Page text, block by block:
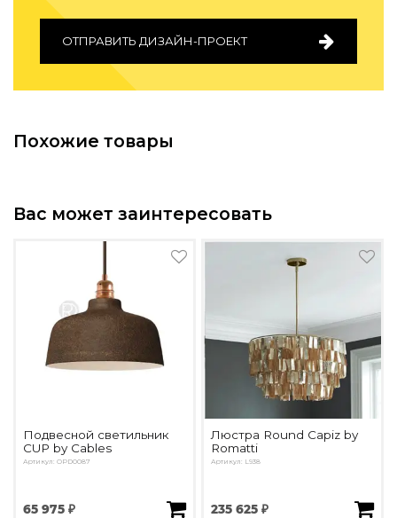
ОТПРАВИТЬ ДИЗАЙН-ПРОЕКТ
Похожие товары
Вас может заинтересовать
Подвесной светильник
CUP by Cables
Артикул: OPD0087
65 975 ₽
Люстра Round Capiz by
Romatti
Артикул: L938
235 625 ₽